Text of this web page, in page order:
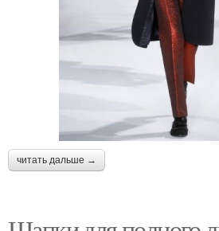
читать дальше →